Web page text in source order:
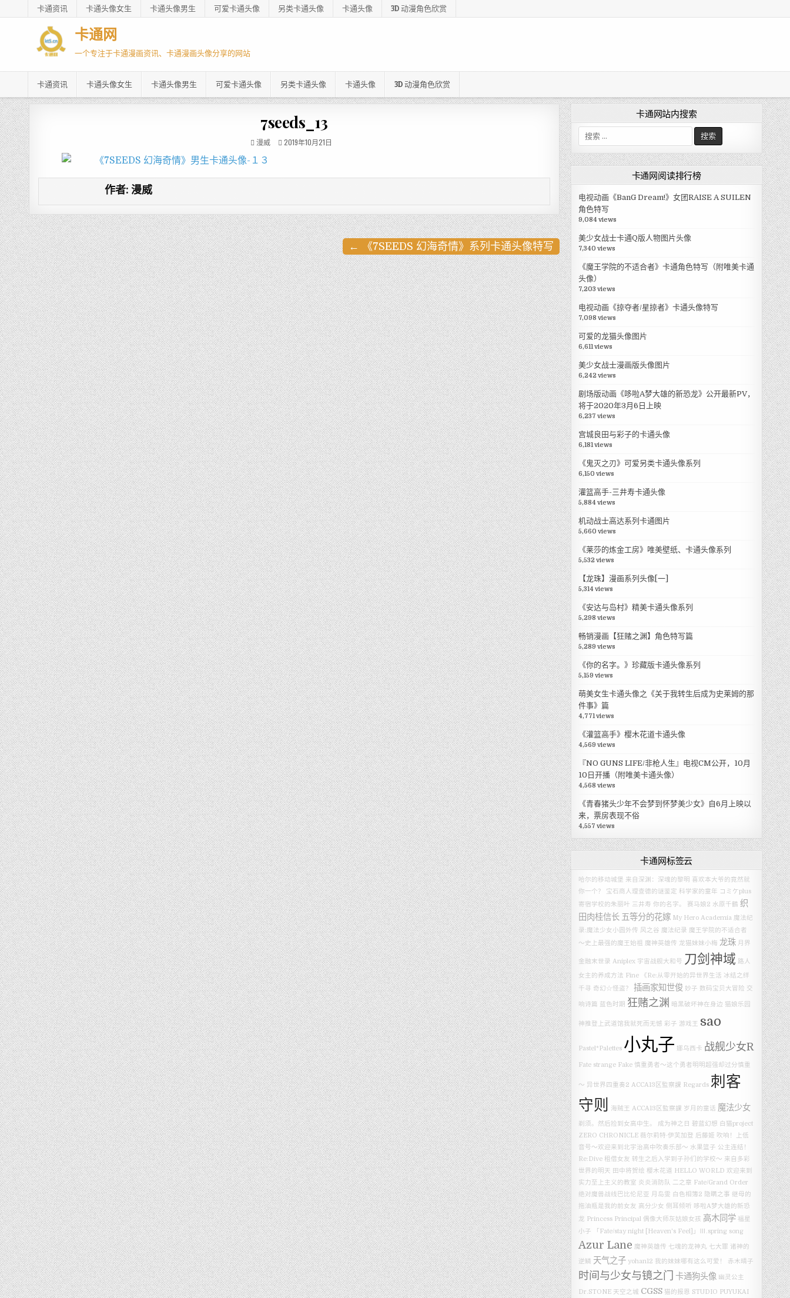
卡通资讯 卡通头像女生 卡通头像男生 可爱卡通头像 另类卡通头像 卡通头像 3D 动漫角色欣赏
卡通网
一个专注于卡通漫画资讯、卡通漫画头像分享的网站
卡通资讯 卡通头像女生 卡通头像男生 可爱卡通头像 另类卡通头像 卡通头像 3D 动漫角色欣赏
7seeds_13
漫威 2019年10月21日
作者: 漫威
文
章
导
航
← 《7SEEDS 幻海奇情》系列卡通头像特写
卡通网站内搜索
搜
索
:
卡通网阅读排行榜
电视动画《BanG Dream!》女团RAISE A SUILEN
角色特写
9,084 views
美少女战士卡通Q版人物图片头像
7,340 views
《魔王学院的不适合者》卡通角色特写（附唯美卡通
头像）
7,203 views
电视动画《掠夺者/星掠者》卡通头像特写
7,098 views
可爱的龙猫头像图片
6,611 views
美少女战士漫画版头像图片
6,242 views
剧场版动画《哆啦A梦大雄的新恐龙》公开最新PV，
将于2020年3月6日上映
6,237 views
宫城良田与彩子的卡通头像
6,181 views
《鬼灭之刃》可爱另类卡通头像系列
6,150 views
灌篮高手-三井寿卡通头像
5,884 views
机动战士高达系列卡通图片
5,660 views
《莱莎的炼金工房》唯美壁纸、卡通头像系列
5,532 views
【龙珠】漫画系列头像[一]
5,314 views
《安达与岛村》精美卡通头像系列
5,298 views
畅销漫画【狂赌之渊】角色特写篇
5,289 views
《你的名字。》珍藏版卡通头像系列
5,159 views
萌美女生卡通头像之《关于我转生后成为史莱姆的那
件事》篇
4,771 views
《灌篮高手》樱木花道卡通头像
4,569 views
『NO GUNS LIFE/非枪人生』电视CM公开，10月
10日开播（附唯美卡通头像）
4,568 views
《青春猪头少年不会梦到怀梦美少女》自6月上映以
来，票房表现不俗
4,557 views
卡通网标签云
哈尔的移动城堡 来自深渊：深魂的黎明 喜欢本大爷的竟然就
你一个？
宝石商人理查德的谜鉴定 科学家的童年 コミケplus
寄宿学校的朱丽叶 三井寿 你的名字。 赛马娘2 水原千鶴 织
田肉桂信长 五等分的花嫁 My Hero Academia 魔法纪
录:魔法少女小圆外传 风之谷 魔法纪录 魔王学院的不适合者
～史上最强的魔王始祖
魔神英雄传 龙猫妹妹小梅 龙珠 月界
金融末世录 Aniplex 宇宙战舰大和号 刀剑神域 路人
女主的养成方法 Fine
《Re:从零开始的异世界生活 冰结之绊
千寻 奇幻☆怪盗？ 插画家知世俊 妙子 数码宝贝大冒险 交
响诗篇 蓝色时期 狂赌之渊 暗黑破坏神在身边 猫娘乐园
神推登上武道馆我就死而无憾 彩子 游戏王 sao
Pastel*Palettes 小丸子 娜乌西卡 战舰少女R
Fate strange Fake 慎重勇者～这个勇者明明超强却过分慎重
～ 异世界四重奏2 ACCA13区監察課 Regards 刺客
守则
海贼王 ACCA13区監察課 岁月的童话 魔法少女
剃须。然后捡到女高中生。 成为神之日 碧蓝幻想 白猫project
ZERO CHRONICLE 薇尔莉特·伊芙加登 后藤姬 吹响！上低
音号～欢迎来到北宇治高中吹奏乐部～ 水果篮子 公主连结！
Re:Dive 租借女友 转生之后入学到子孙们的学校～ 来自多彩
世界的明天 田中将贺绘 樱木花道 HELLO WORLD 欢迎来到
实力至上主义的教室 炎炎消防队 二之章 Fate/Grand Order
绝对魔兽战线巴比伦尼亚 月岛雯 白色相簿2 隐瞒之事 继母的
拖油瓶是我的前女友 高分少女 侧耳倾听 哆啦A梦大雄的新恐
龙 Princess Principal 偶像大师灰姑娘女孩 高木同学 福星
小子
「Fate/stay night [Heaven's Feel]」Ⅲ.spring song
Azur Lane 魔神英雄传 七魂的龙神丸 七大罪 诸神的
逆鳞 天气之子 yohan12 我的妹妹哪有这么可爱！ 赤木晴子
时间与少女与镜之门 卡通狗头像 幽灵公主
Dr.STONE 天空之城 CGSS 猫的报恩 STUDIO PUYUKAI